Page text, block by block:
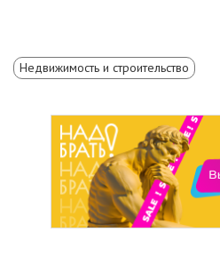
Недвижимость и строительство